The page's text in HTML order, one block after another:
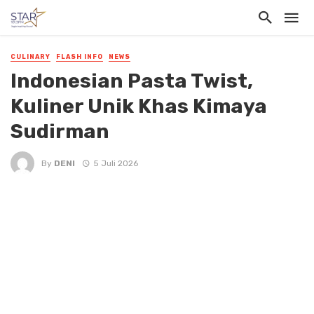
CULINARY FLASH INFO NEWS
Indonesian Pasta Twist,
Kuliner Unik Khas Kimaya
Sudirman
By DENI 5 Juli 2026